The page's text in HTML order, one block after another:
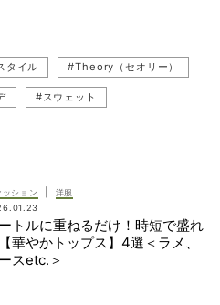
タイル #Theory（セオリー）
#スウェット
） #ポロニット
ッション
洋服
トルに重ねるだけ！時短で盛れ
華やかトップス】4選＜ラメ、
スetc.＞